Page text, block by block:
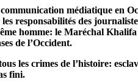
médiatique en
responsabilités des
homme: le Maréchal
de l’Occident.
les crimes de l’histoire:
fini.